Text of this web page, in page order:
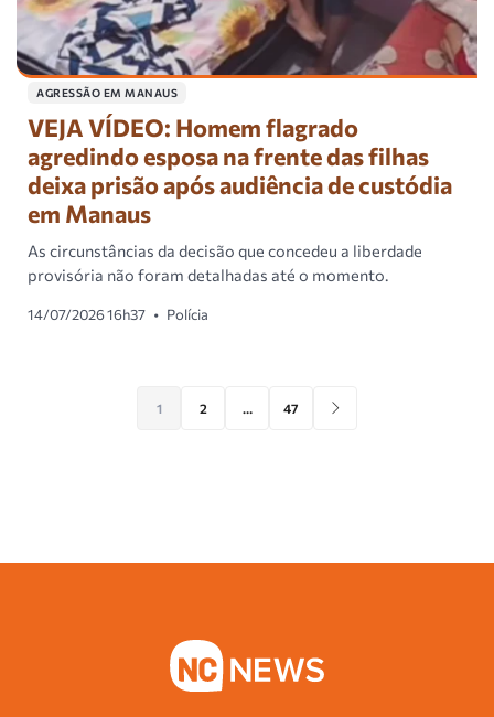
AGRESSÃO EM MANAUS
VEJA VÍDEO: Homem flagrado
agredindo esposa na frente das filhas
deixa prisão após audiência de custódia
em Manaus
As circunstâncias da decisão que concedeu a liberdade
provisória não foram detalhadas até o momento.
14/07/2026 16h37 • Polícia
1 2 … 47